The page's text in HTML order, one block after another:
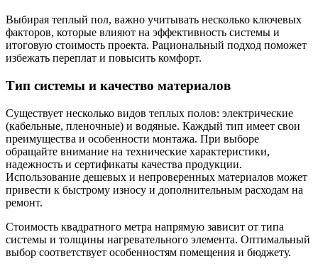
Выбирая теплый пол, важно учитывать несколько ключевых
факторов, которые влияют на эффективность системы и
итоговую стоимость проекта. Рациональный подход поможет
избежать переплат и повысить комфорт.
Тип системы и качество материалов
Существует несколько видов теплых полов: электрические
(кабельные, пленочные) и водяные. Каждый тип имеет свои
преимущества и особенности монтажа. При выборе
обращайте внимание на технические характеристики,
надежность и сертификаты качества продукции.
Использование дешевых и непроверенных материалов может
привести к быстрому износу и дополнительным расходам на
ремонт.
Стоимость квадратного метра напрямую зависит от типа
системы и толщины нагревательного элемента. Оптимальный
выбор соответствует особенностям помещения и бюджету.